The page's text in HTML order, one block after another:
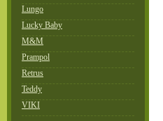
Lungo
Lucky Baby
M&M
Prampol
Retrus
Teddy
VIKI